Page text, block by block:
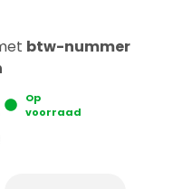
btw-nummer
Op
voorraad